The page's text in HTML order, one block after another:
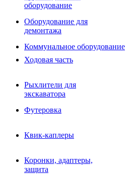
Гидроразводка
РВД
Сваерезки
Как выбрать гидромолот
оборудование
Оборудование для
демонтажа
Коммунальное оборудование
Ходовая часть
Рыхлители для
экскаватора
Футеровка
Квик-каплеры
Коронки, адаптеры,
защита